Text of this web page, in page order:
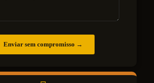
Enviar sem compromisso →